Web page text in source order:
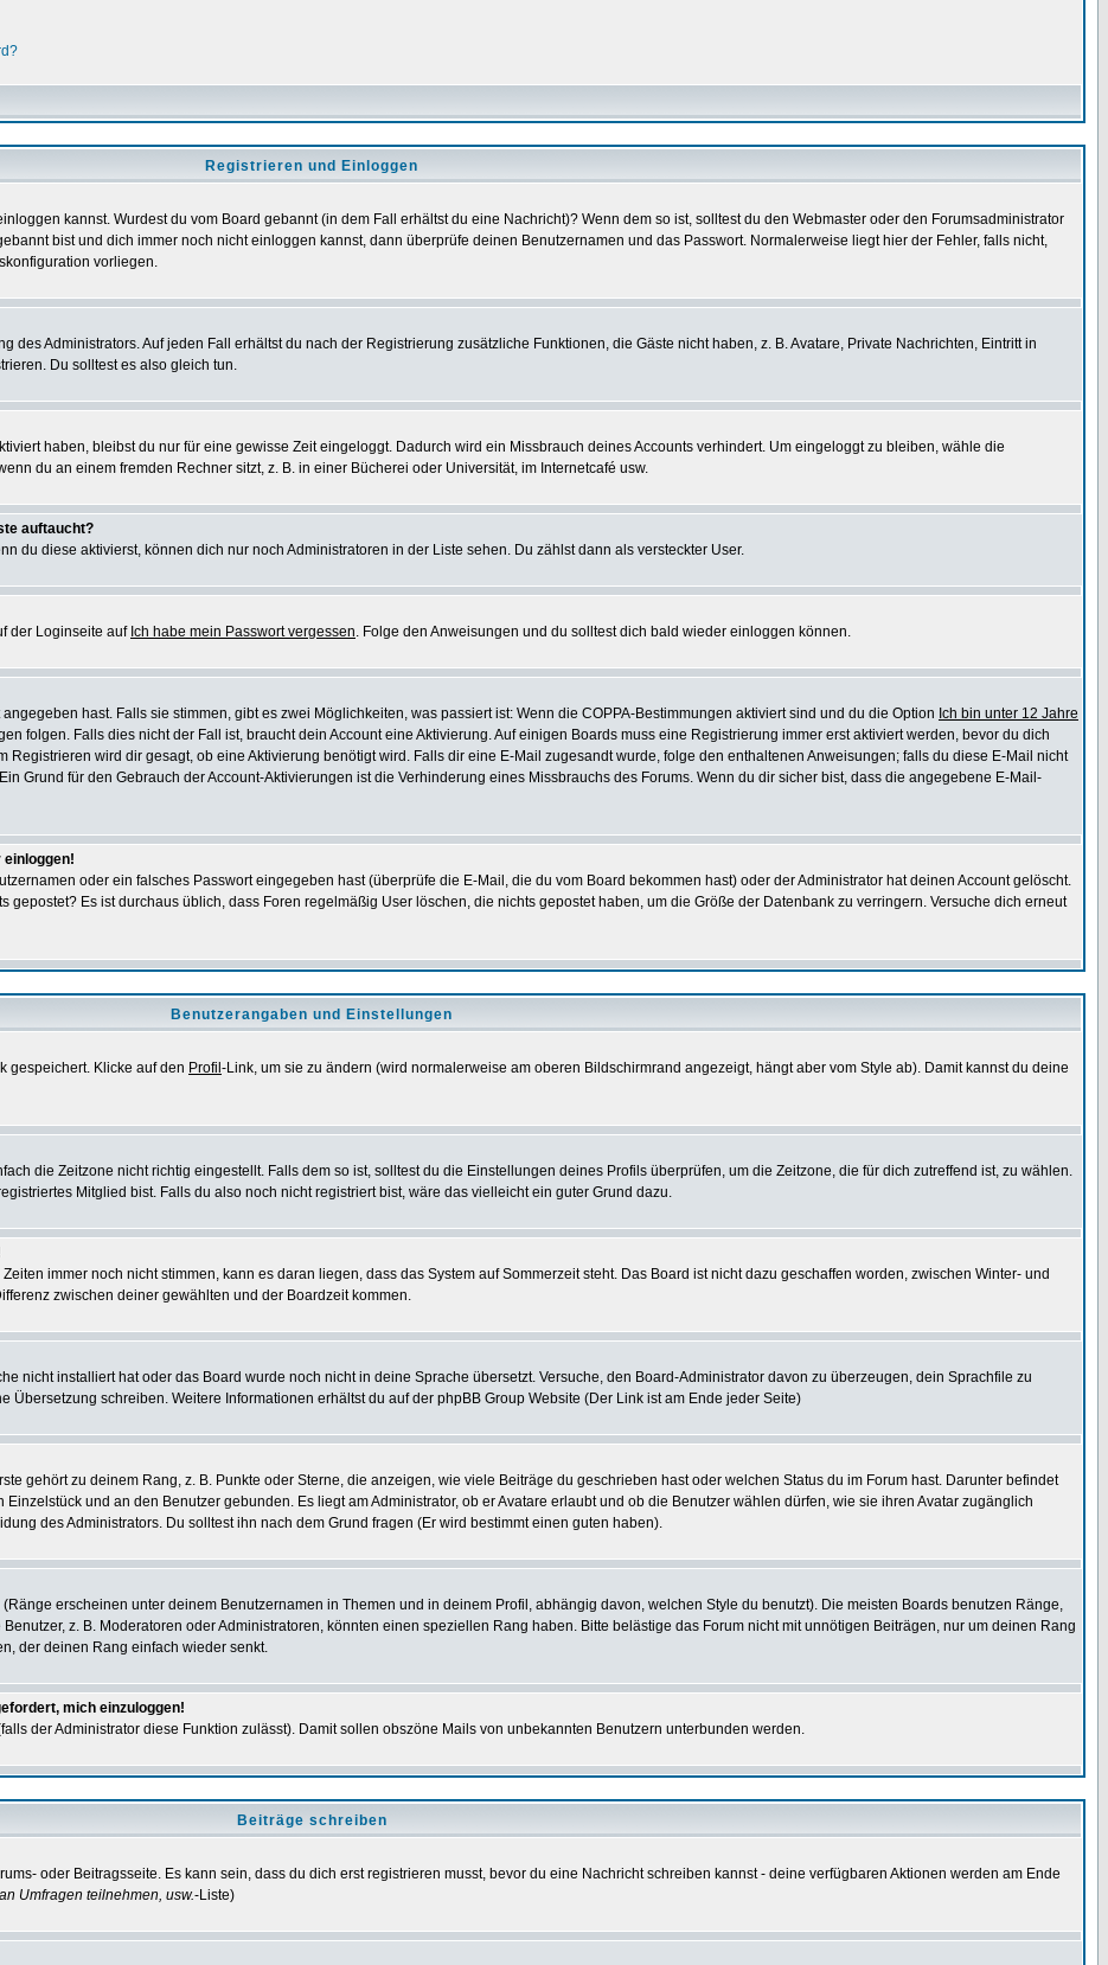
Registrieren und Einloggen
kannst. Wurdest du vom Board gebannt (in dem Fall erhältst du eine Nachricht)? Wenn dem so ist, solltest du den Webmaster oder den Forumsadministrator
bist und dich immer noch nicht einloggen kannst, dann überprüfe deinen Benutzernamen und das Passwort. Normalerweise liegt hier der Fehler, falls nicht,
vorliegen.
des Administrators. Auf jeden Fall erhältst du nach der Registrierung zusätzliche Funktionen, die Gäste nicht haben, z. B. Avatare, Private Nachrichten, Eintritt in
Du solltest es also gleich tun.
haben, bleibst du nur für eine gewisse Zeit eingeloggt. Dadurch wird ein Missbrauch deines Accounts verhindert. Um eingeloggt zu bleiben, wähle die
du an einem fremden Rechner sitzt, z. B. in einer Bücherei oder Universität, im Internetcafé usw.
auftaucht?
du diese aktivierst, können dich nur noch Administratoren in der Liste sehen. Du zählst dann als versteckter User.
der Loginseite auf Ich habe mein Passwort vergessen. Folge den Anweisungen und du solltest dich bald wieder einloggen können.
hast. Falls sie stimmen, gibt es zwei Möglichkeiten, was passiert ist: Wenn die COPPA-Bestimmungen aktiviert sind und du die Option Ich bin unter 12 Jahre
folgen. Falls dies nicht der Fall ist, braucht dein Account eine Aktivierung. Auf einigen Boards muss eine Registrierung immer erst aktiviert werden, bevor du dich
Registrieren wird dir gesagt, ob eine Aktivierung benötigt wird. Falls dir eine E-Mail zugesandt wurde, folge den enthaltenen Anweisungen; falls du diese E-Mail nicht
Grund für den Gebrauch der Account-Aktivierungen ist die Verhinderung eines Missbrauchs des Forums. Wenn du dir sicher bist, dass die angegebene E-Mail-
oder ein falsches Passwort eingegeben hast (überprüfe die E-Mail, die du vom Board bekommen hast) oder der Administrator hat deinen Account gelöscht.
gepostet? Es ist durchaus üblich, dass Foren regelmäßig User löschen, die nichts gepostet haben, um die Größe der Datenbank zu verringern. Versuche dich erneut
Benutzerangaben und Einstellungen
gespeichert. Klicke auf den Profil -Link, um sie zu ändern (wird normalerweise am oberen Bildschirmrand angezeigt, hängt aber vom Style ab). Damit kannst du deine
die Zeitzone nicht richtig eingestellt. Falls dem so ist, solltest du die Einstellungen deines Profils überprüfen, um die Zeitzone, die für dich zutreffend ist, zu wählen.
Mitglied bist. Falls du also noch nicht registriert bist, wäre das vielleicht ein guter Grund dazu.
immer noch nicht stimmen, kann es daran liegen, dass das System auf Sommerzeit steht. Das Board ist nicht dazu geschaffen worden, zwischen Winter- und
zwischen deiner gewählten und der Boardzeit kommen.
nicht installiert hat oder das Board wurde noch nicht in deine Sprache übersetzt. Versuche, den Board-Administrator davon zu überzeugen, dein Sprachfile zu
schreiben. Weitere Informationen erhältst du auf der phpBB Group Website (Der Link ist am Ende jeder Seite)
gehört zu deinem Rang, z. B. Punkte oder Sterne, die anzeigen, wie viele Beiträge du geschrieben hast oder welchen Status du im Forum hast. Darunter befindet
und an den Benutzer gebunden. Es liegt am Administrator, ob er Avatare erlaubt und ob die Benutzer wählen dürfen, wie sie ihren Avatar zugänglich
des Administrators. Du solltest ihn nach dem Grund fragen (Er wird bestimmt einen guten haben).
erscheinen unter deinem Benutzernamen in Themen und in deinem Profil, abhängig davon, welchen Style du benutzt). Die meisten Boards benutzen Ränge,
z. B. Moderatoren oder Administratoren, könnten einen speziellen Rang haben. Bitte belästige das Forum nicht mit unnötigen Beiträgen, nur um deinen Rang
der deinen Rang einfach wieder senkt.
mich einzuloggen!
der Administrator diese Funktion zulässt). Damit sollen obszöne Mails von unbekannten Benutzern unterbunden werden.
Beiträge schreiben
oder Beitragsseite. Es kann sein, dass du dich erst registrieren musst, bevor du eine Nachricht schreiben kannst - deine verfügbaren Aktionen werden am Ende
Umfragen teilnehmen, usw.-Liste)